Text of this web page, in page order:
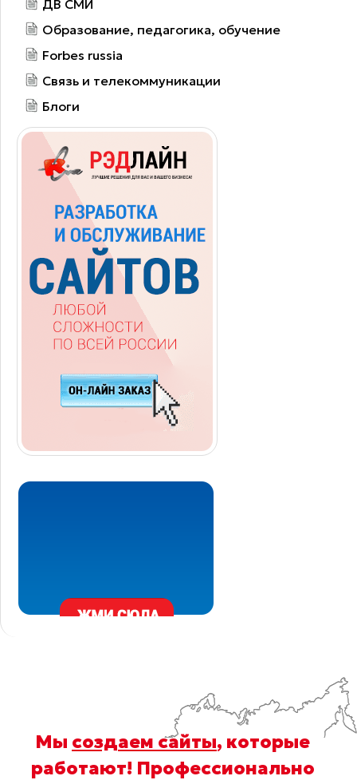
ДВ СМИ
Образование, педагогика, обучение
Forbes russia
Связь и телекоммуникации
Блоги
Мы создаем сайты, которые
работают! Профессионально